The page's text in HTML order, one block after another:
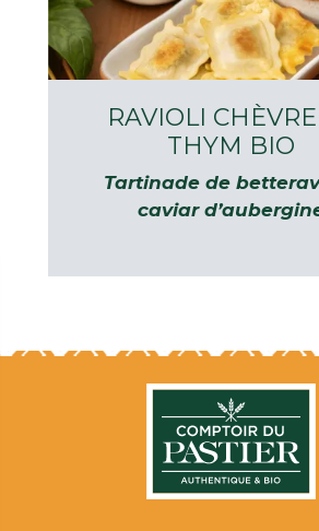
RAVIOLI
THYM BIO
Tartinade de
caviar